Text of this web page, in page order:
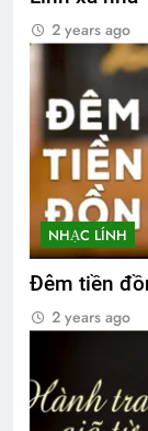
2 years ago
NHẠC LÍNH
Đêm tiền
2 years ago